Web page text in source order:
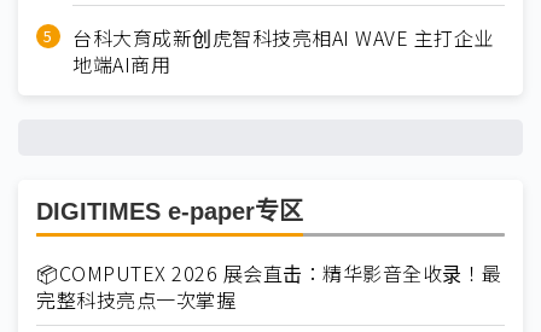
台科大育成新创虎智科技亮相AI WAVE 主打企业
地端AI商用
DIGITIMES e-paper专区
📦COMPUTEX 2026 展会直击：精华影音全收录！最
完整科技亮点一次掌握